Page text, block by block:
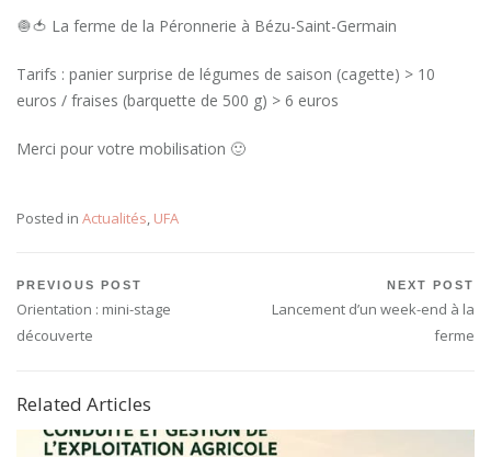
🧅🍅 La ferme de la Péronnerie à Bézu-Saint-Germain
Tarifs : panier surprise de légumes de saison (cagette) > 10
euros / fraises (barquette de 500 g) > 6 euros
Merci pour votre mobilisation 🙂
Posted in Actualités, UFA
Navigation
de
PREVIOUS POST
Previous
Post:
Orientation : mini-stage
découverte
NEXT POST
Next
Lancement d’un week-end à la
ferme
Related Articles